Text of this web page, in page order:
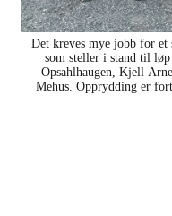
Det kreves mye jobb for et
som steller i stand til
Opsahlhaugen, Kjell
Mehus. Opprydding er